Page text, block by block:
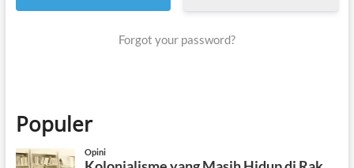
Forgot your password?
Populer